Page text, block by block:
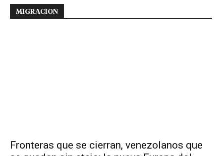
MIGRACION
Fronteras que se cierran, venezolanos que